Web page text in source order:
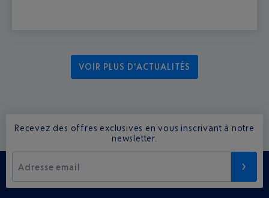
VOIR PLUS D'ACTUALITÉS
Recevez des offres exclusives en vous inscrivant à notre
newsletter.
Adresse email